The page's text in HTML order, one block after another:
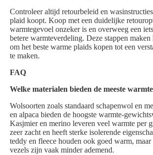
Controleer altijd retourbeleid en
plaid koopt. Koop met een duidelijke
warmtegevoel onzeker is en overweeg een
betere warmteverdeling. Deze stappen
om het beste warme plaids kopen tot een
te maken.
FAQ
Welke materialen bieden de meeste
Wolsoorten zoals standaard schapenwol en
en alpaca bieden de hoogste warmte-
Kasjmier en merino leveren veel warmte per
zeer zacht en heeft sterke isolerende
teddy en fleece houden ook goed warm, maar
vezels zijn vaak minder ademend.